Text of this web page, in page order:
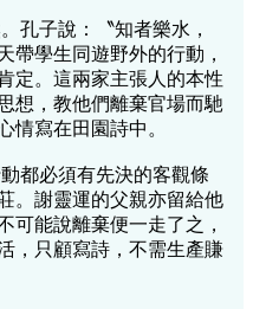
孔子說：〝知者樂水，
帶學生同遊野外的行動，
定。這兩家主張人的本性
想，教他們離棄官場而馳
情寫在田園詩中。
都必須有先決的客觀條
。謝靈運的父親亦留給他
可能說離棄便一走了之，
，只顧寫詩，不需生產賺